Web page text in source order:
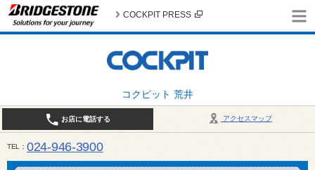
コクピット 荒井
COCKPIT PRESS
アクセスマップ
お店に電話する
TEL 024-946-3900
平日 9:30～19:00 日・祝日 9:30～18:00 / 定休日：毎週火曜日・繁忙期（4月・12月）を除